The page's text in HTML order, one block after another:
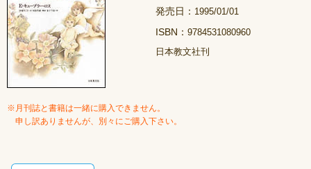
発売日： 1995/01/01
ISBN： 9784531080960
日本教文社刊
※月刊誌と書籍は一緒に購入できません。
申し訳ありませんが、別々にご購入下さい。